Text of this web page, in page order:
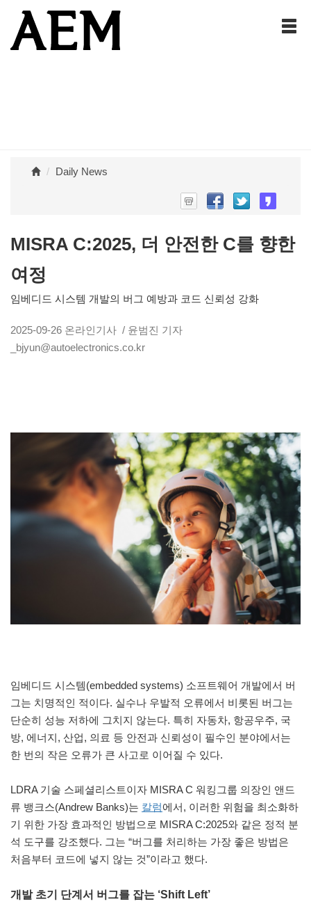
Daily News
MISRA C:2025, 더 안전한 C를 향한
여정
임베디드 시스템 개발의 버그 예방과 코드 신뢰성 강화
2025-09-26 온라인기사 / 윤범진 기자
_bjyun@autoelectronics.co.kr
임베디드 시스템(embedded systems) 소프트웨어 개발에서 버
그는 치명적인 적이다. 실수나 우발적 오류에서 비롯된 버그는
단순히 성능 저하에 그치지 않는다. 특히 자동차, 항공우주, 국
방, 에너지, 산업, 의료 등 안전과 신뢰성이 필수인 분야에서는
한 번의 작은 오류가 큰 사고로 이어질 수 있다.
LDRA 기술 스페셜리스트이자 MISRA C 워킹그룹 의장인 앤드
류 뱅크스(Andrew Banks)는 칼럼에서, 이러한 위험을 최소화하
기 위한 가장 효과적인 방법으로 MISRA C:2025와 같은 정적 분
석 도구를 강조했다. 그는 “버그를 처리하는 가장 좋은 방법은
처음부터 코드에 넣지 않는 것”이라고 했다.
개발 초기 단계서 버그를 잡는 ‘Shift Left’